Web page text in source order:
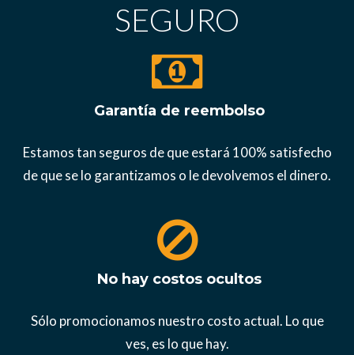
SEGURO
Garantía de reembolso
Estamos tan seguros de que estará 100% satisfecho
de que se lo garantizamos o le devolvemos el dinero.
No hay costos ocultos
Sólo promocionamos nuestro costo actual. Lo que
ves, es lo que hay.